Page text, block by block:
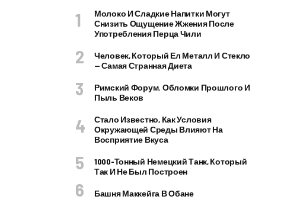
Молоко И Сладкие Напитки Могут
Снизить Ощущение Жжения После
Употребления Перца Чили
Человек, Который Ел Металл И Стекло
— Самая Странная Диета
Римский Форум. Обломки Прошлого И
Пыль Веков
Стало Известно, Как Условия
Окружающей Среды Влияют На
Восприятие Вкуса
1000-Тонный Немецкий Танк, Который
Так И Не Был Построен
Башня Маккейга В Обане